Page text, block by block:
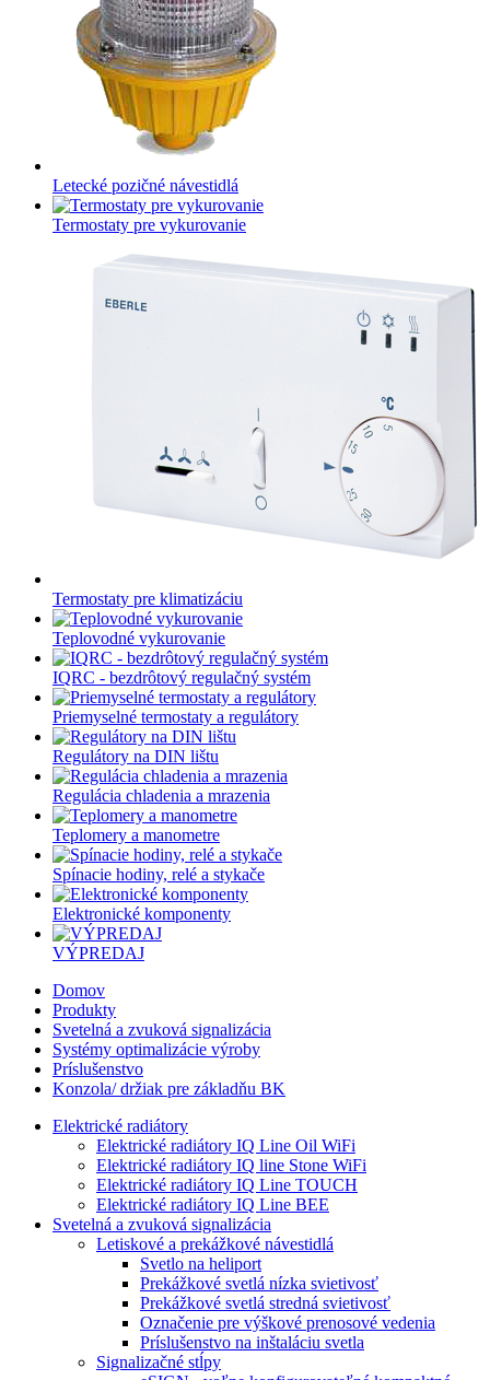
Letecké pozičné návestidlá
Termostaty pre vykurovanie
Termostaty pre klimatizáciu
Teplovodné vykurovanie
IQRC - bezdrôtový regulačný systém
Priemyselné termostaty a regulátory
Regulátory na DIN lištu
Regulácia chladenia a mrazenia
Teplomery a manometre
Spínacie hodiny, relé a stykače
Elektronické komponenty
VÝPREDAJ
Domov
Produkty
Svetelná a zvuková signalizácia
Systémy optimalizácie výroby
Príslušenstvo
Konzola/ držiak pre základňu BK
Elektrické radiátory
Elektrické radiátory IQ Line Oil WiFi
Elektrické radiátory IQ line Stone WiFi
Elektrické radiátory IQ Line TOUCH
Elektrické radiátory IQ Line BEE
Svetelná a zvuková signalizácia
Letiskové a prekážkové návestidlá
Svetlo na heliport
Prekážkové svetlá nízka svietivosť
Prekážkové svetlá stredná svietivosť
Označenie pre výškové prenosové vedenia
Príslušenstvo na inštaláciu svetla
Signalizačné stĺpy